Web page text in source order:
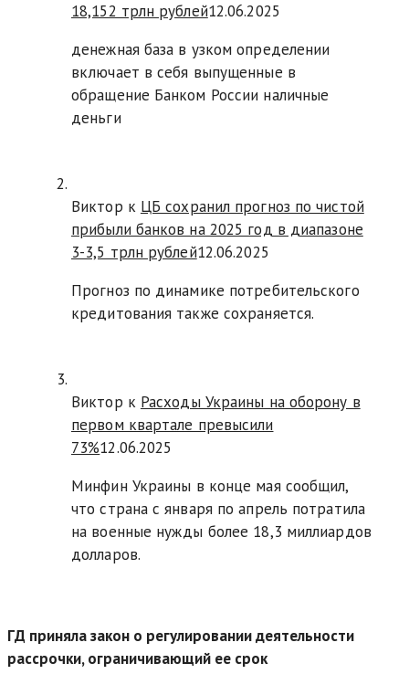
18,152 трлн рублей12.06.2025
денежная база в узком определении
включает в себя выпущенные в
обращение Банком России наличные
деньги
Виктор к ЦБ сохранил прогноз по чистой
прибыли банков на 2025 год в диапазоне
3-3,5 трлн рублей12.06.2025
Прогноз по динамике потребительского
кредитования также сохраняется.
Виктор к Расходы Украины на оборону в
первом квартале превысили
73%12.06.2025
Минфин Украины в конце мая сообщил,
что страна с января по апрель потратила
на военные нужды более 18,3 миллиардов
долларов.
ГД приняла закон о регулировании деятельности
рассрочки, ограничивающий ее срок